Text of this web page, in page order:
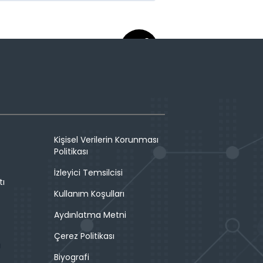
Kişisel Verilerin Korunması
Politikası
İzleyici Temsilcisi
Kullanım Koşulları
Aydınlatma Metni
Çerez Politikası
Biyografi